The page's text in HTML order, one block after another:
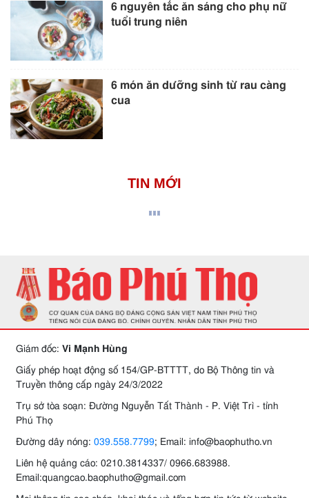
6 nguyên tắc ăn sáng cho phụ nữ
tuổi trung niên
6 món ăn dưỡng sinh từ rau càng
cua
TIN MỚI
Giám đốc: Vi Mạnh Hùng
Giấy phép hoạt động số 154/GP-BTTTT, do Bộ Thông tin và
Truyền thông cấp ngày 24/3/2022
Trụ sở tòa soạn: Đường Nguyễn Tất Thành - P. Việt Trì - tỉnh
Phú Thọ
Đường dây nóng: 039.558.7799; Email: info@baophutho.vn
Liên hệ quảng cáo: 0210.3814337/ 0966.683988.
Email:quangcao.baophutho@gmail.com